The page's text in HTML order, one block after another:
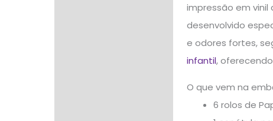
impressão em
desenvolvido
e odores fortes,
infantil,
O que vem na
6 rolos de